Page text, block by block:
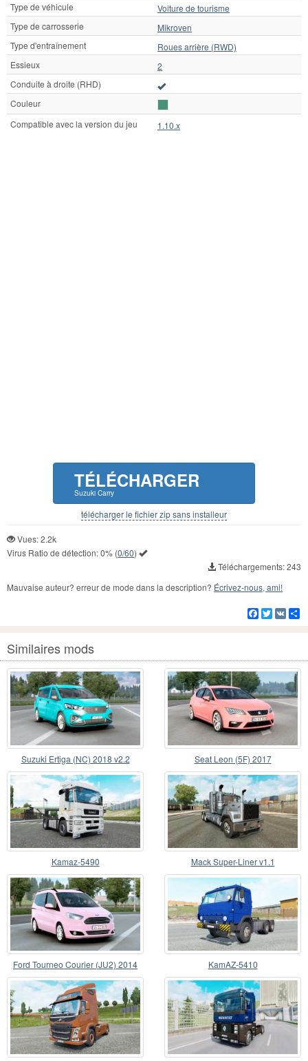
Type de véhicule
Voiture de tourisme
Type de carrosserie
Mikroven
Type d'entraînement
Roues arrière (RWD)
Essieux
2
Conduite à droite (RHD)
Couleur
Compatible avec la version du jeu
1.10.x
TÉLÉCHARGER
Suzuki Carry
télécharger le fichier zip sans installeur
Vues: 2.2k
Virus Ratio de détection:0% (0/60)
Téléchargements: 243
Mauvaise auteur? erreur de mode dans la description? Écrivez-nous, ami!
Facebook
Twitter
VK
Similaires mods
Suzuki Ertiga (NC) 2018 v2.2 Seat Leon (5F) 2017
Kamaz-5490 Mack Super-Liner v1.1
Ford Tourneo Courier (JU2) 2014 KamAZ-5410